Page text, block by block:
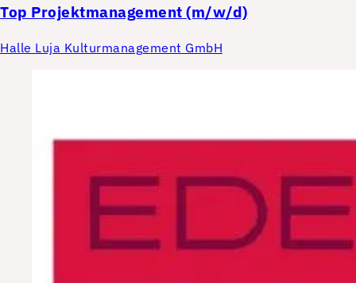
Top Projektmanagement (m/w/d)
Halle Luja Kulturmanagement GmbH